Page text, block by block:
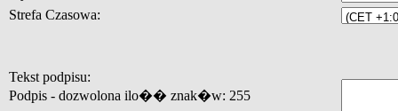
Strefa Czasowa:
Tekst podpisu:
Podpis - dozwolona ilo�� znak�w: 255